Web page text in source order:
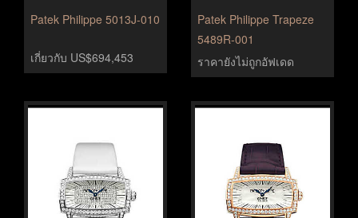
Patek Philippe 5013J-010
เกี่ยวกับ US$694,453
Patek Philippe Trapeze
5489R-001
ราคายังไม่ถูกอัฟเดด